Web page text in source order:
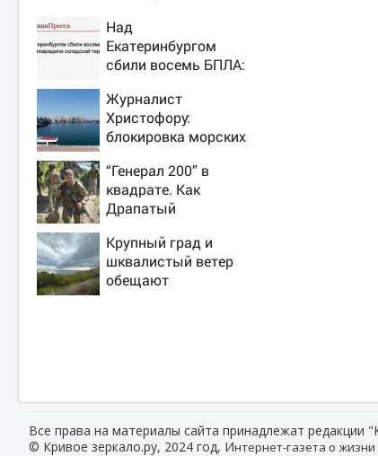
Над
Екатеринбургом
сбили восемь БПЛА:
сотрудников
Wildberries
Журналист
Христофору:
блокировка морских
катастрофа для
Украины
“Генерал 200” в
квадрате. Как
Драпатый
Сырского
Крупный град и
шквалистый ветер
обещают
Все права на материалы сайта принадлежат редакции
© Кривое зеркало.ру, 2024 год, Интернет-газета о жизни